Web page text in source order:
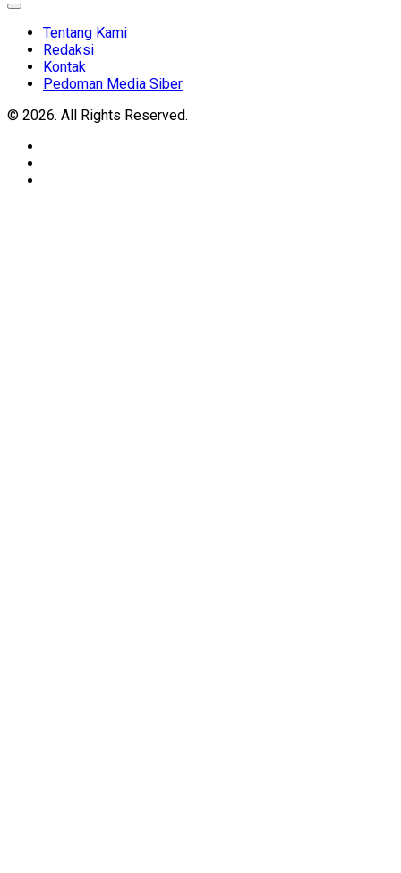
Expand
Tentang Kami
Redaksi
Kontak
Pedoman Media Siber
© 2026. All Rights Reserved.